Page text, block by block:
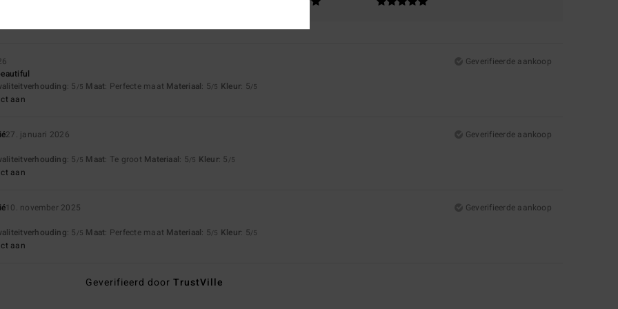
Geverifieerde aankoop
: 5 /5 Maat: Perfecte maat Materiaal: 5/5 Kleur: 5/5
aan
27. januari 2026
Geverifieerde aankoop
: 5 /5 Maat: Te groot Materiaal: 5/5 Kleur: 5 /5
aan
10. november 2025
Geverifieerde aankoop
: 5 /5 Maat: Perfecte maat Materiaal: 5/5 Kleur: 5/5
aan
Geverifieerd door TrustVille